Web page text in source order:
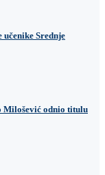
Srednje
Milošević odnio titulu